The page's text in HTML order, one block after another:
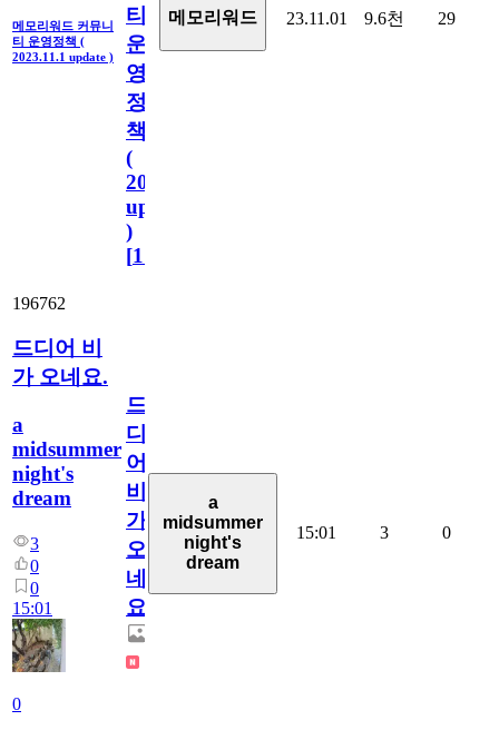
메모리워드 커뮤니
티 운영정책 (
2023.11.1 update )
티
운
영
정
책
(
2023.11.1
update
)
[110
메모리워드 23.11.01 9.6천 29
196762
드디어 비
가 오네요.
a
midsummer
night's
dream
3
0
0
15:01
0
드
디
어
비
가
오
네
요.
a
midsummer
night's
dream
15:01 3 0